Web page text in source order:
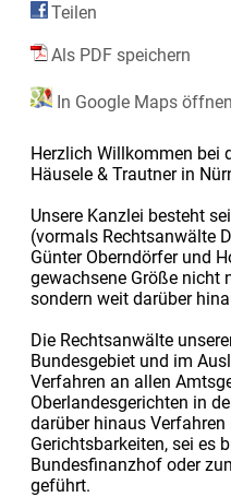
Teilen
Als PDF speichern
In Google Maps öffnen
Herzlich Willkommen bei
Häusele & Trautner in
Unsere Kanzlei besteht
(vormals Rechtsanwälte
Günter Oberndörfer und
gewachsene Größe nicht
sondern weit darüber
Die Rechtsanwälte
Bundesgebiet und im
Verfahren an allen
Oberlandesgerichten in
darüber hinaus Verfahren
Gerichtsbarkeiten, sei es
Bundesfinanzhof oder
geführt.